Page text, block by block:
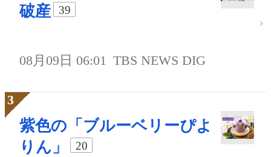
破産
39
08月09日 06:01 TBS NEWS DIG
紫色の「ブルーベリーぴよ
りん」
20